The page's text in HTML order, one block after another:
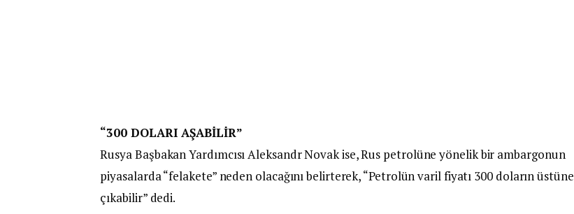
“300 DOLARI AŞABİLİR”
Rusya Başbakan Yardımcısı Aleksandr Novak ise, Rus petrolüne yönelik bir ambargonun
piyasalarda “felakete” neden olacağını belirterek, “Petrolün varil fiyatı 300 doların üstüne
çıkabilir” dedi.